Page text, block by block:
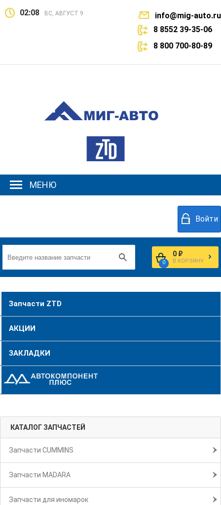
02:08 ВС, АВГУСТ 9
info@mig-auto.ru
8 8552 39-35-06
8 800 700-80-89
МЕНЮ
Войти
0
0 ₽
В КОРЗИНУ
Запчасти ZTD
АКЦИИ
ЗАКЛАДКИ
КАТАЛОГ ЗАПЧАСТЕЙ
Запчасти CUMMINS
Запчасти MADARA
Запчасти для иномарок